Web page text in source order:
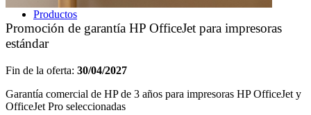
Productos
Promoción de garantía HP OfficeJet para impresoras
estándar
Fin de la oferta: 30/04/2027
Garantía comercial de HP de 3 años para impresoras HP OfficeJet y
OfficeJet Pro seleccionadas